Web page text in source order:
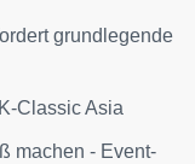
grundlegende
Classic Asia
machen - Event-